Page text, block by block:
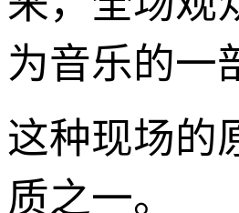
为音乐的一
这种现场的
质之一。